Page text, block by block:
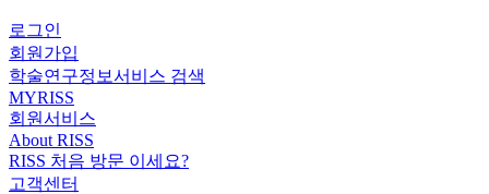
로그인
회원가입
학술연구정보서비스 검색
MYRISS
회원서비스
About RISS
RISS 처음 방문 이세요?
고객센터